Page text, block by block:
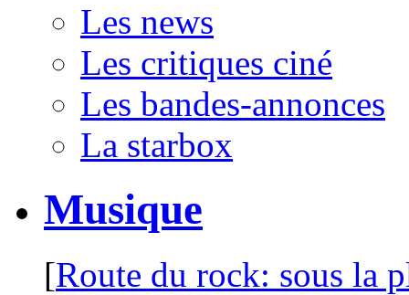
Les news
Les critiques ciné
Les bandes-annonces
La starbox
Musique
[Route du rock: sous la